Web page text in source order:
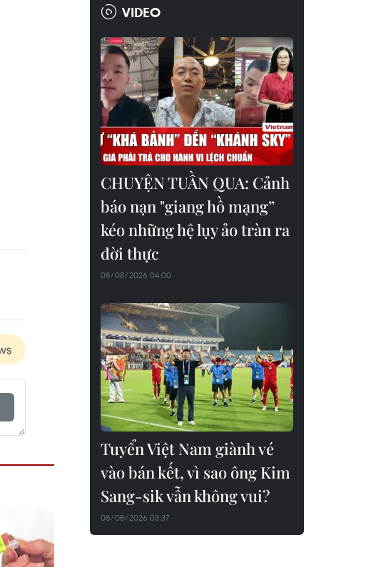
VIDEO
CHUYỆN TUẦN QUA: Cảnh
báo nạn "giang hồ mạng”
kéo những hệ lụy ảo tràn ra
đời thực
08/08/2026 04:00
Tuyển Việt Nam giành vé
vào bán kết, vì sao ông Kim
Sang-sik vẫn không vui?
08/08/2026 03:37